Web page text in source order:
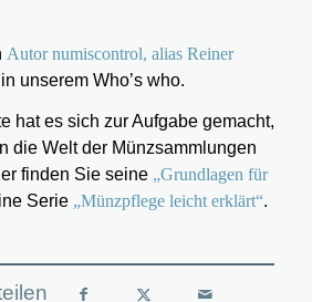
Autor numiscontrol, alias Reiner
unserem Who’s who.
hat es sich zur Aufgabe gemacht,
die Welt der Münzsammlungen
finden Sie seine „Grundlagen für
Serie „Münzpflege leicht erklärt“.